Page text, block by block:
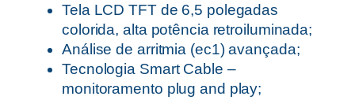
Tela LCD TFT de 6,5 polegadas
colorida, alta potência retroiluminada;
Análise de arritmia (ec1) avançada;
Tecnologia Smart Cable –
monitoramento plug and play;